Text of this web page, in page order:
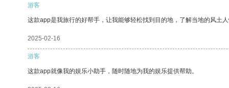
游客
这款app是我旅行的好帮手，让我能够轻松找到目的地，了解当地的风土
2025-02-16
游客
这款app就像我的娱乐小助手，随时随地为我的娱乐提供帮助。